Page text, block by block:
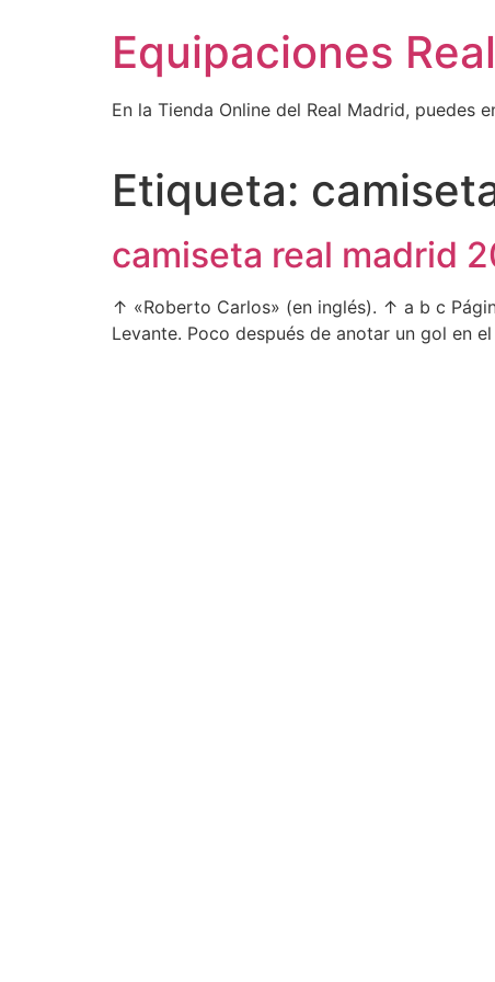
Equipaciones
En la Tienda Online del Real Madrid,
Etiqueta:
camiseta real madrid
↑ «Roberto Carlos» (en inglés). ↑ a b c
Levante. Poco después de anotar un gol en